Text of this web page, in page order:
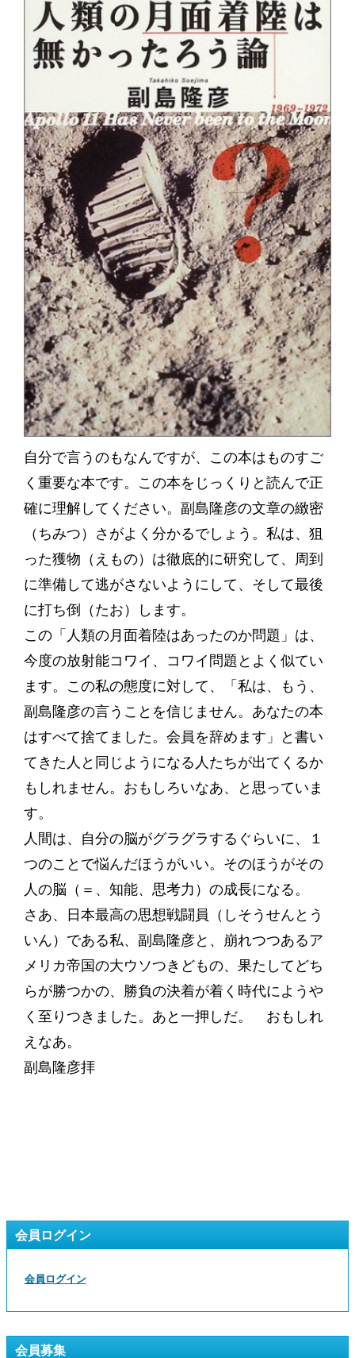
自分で言うのもなんですが、この本はものすご
く重要な本です。この本をじっくりと読んで正
確に理解してください。副島隆彦の文章の緻密
（ちみつ）さがよく分かるでしょう。私は、狙
った獲物（えもの）は徹底的に研究して、周到
に準備して逃がさないようにして、そして最後
に打ち倒（たお）します。
この「人類の月面着陸はあったのか問題」は、
今度の放射能コワイ、コワイ問題とよく似てい
ます。この私の態度に対して、「私は、もう、
副島隆彦の言うことを信じません。あなたの本
はすべて捨てました。会員を辞めます」と書い
てきた人と同じようになる人たちが出てくるか
もしれません。おもしろいなあ、と思っていま
す。
人間は、自分の脳がグラグラするぐらいに、１
つのことで悩んだほうがいい。そのほうがその
人の脳（＝、知能、思考力）の成長になる。
さあ、日本最高の思想戦闘員（しそうせんとう
いん）である私、副島隆彦と、崩れつつあるア
メリカ帝国の大ウソつきどもの、果たしてどち
らが勝つかの、勝負の決着が着く時代にようや
く至りつきました。あと一押しだ。 おもしれ
えなあ。
副島隆彦拝
会員ログイン
会員ログイン
会員募集